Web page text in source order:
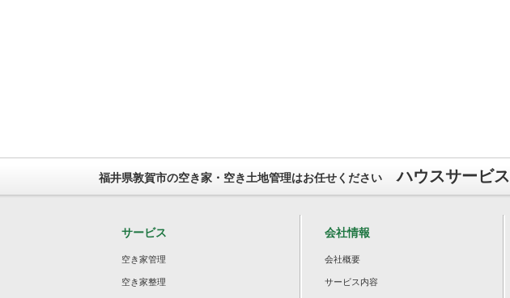
福井県敦賀市の空き家・空き土地管理はお任せください ハウスサービス
サービス
空き家管理
空き家整理
会社情報
会社概要
サービス内容